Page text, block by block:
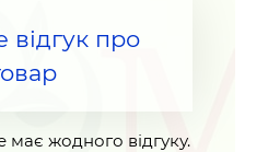
відгук про
жодного відгуку.